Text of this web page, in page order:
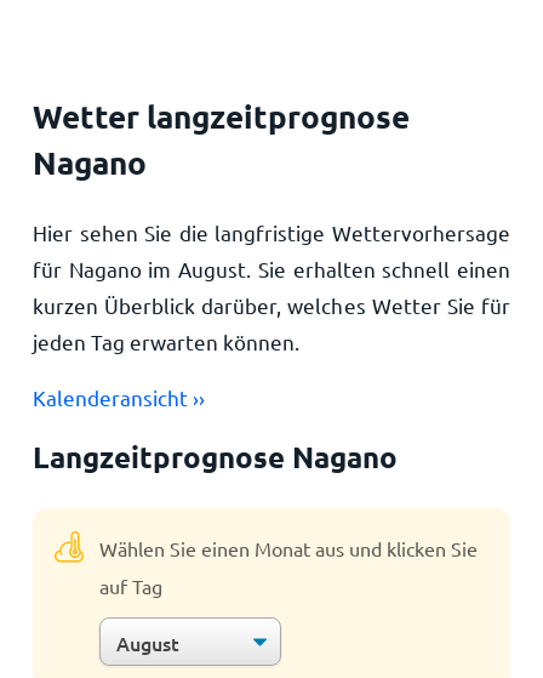
Wetter langzeitprognose
Nagano
Hier sehen Sie die langfristige Wettervorhersage
für Nagano im August. Sie erhalten schnell einen
kurzen Überblick darüber, welches Wetter Sie für
jeden Tag erwarten können.
Kalenderansicht ››
Langzeitprognose Nagano
Wählen Sie einen Monat aus und klicken Sie
auf Tag